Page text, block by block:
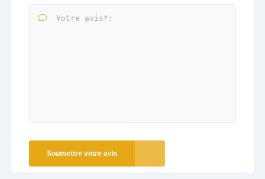
Soumettre votre avis